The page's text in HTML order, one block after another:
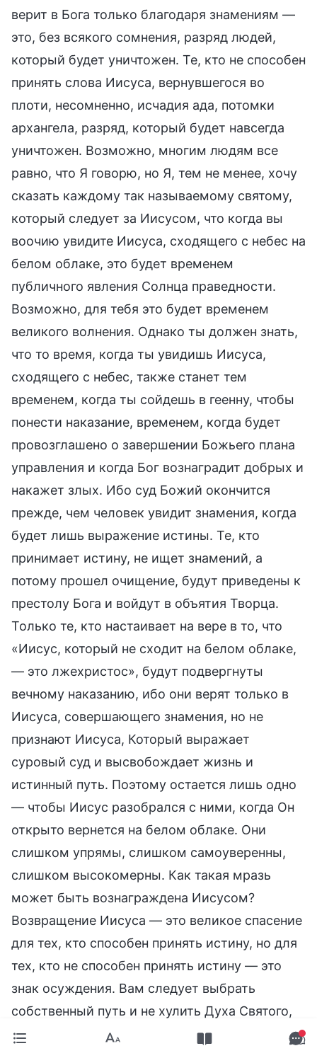
верит в Бога только благодаря знамениям —
это, без всякого сомнения, разряд людей,
который будет уничтожен. Те, кто не способен
принять слова Иисуса, вернувшегося во
плоти, несомненно, исчадия ада, потомки
архангела, разряд, который будет навсегда
уничтожен. Возможно, многим людям все
равно, что Я говорю, но Я, тем не менее, хочу
сказать каждому так называемому святому,
который следует за Иисусом, что когда вы
воочию увидите Иисуса, сходящего с небес на
белом облаке, это будет временем
публичного явления Солнца праведности.
Возможно, для тебя это будет временем
великого волнения. Однако ты должен знать,
что то время, когда ты увидишь Иисуса,
сходящего с небес, также станет тем
временем, когда ты сойдешь в геенну, чтобы
понести наказание, временем, когда будет
провозглашено о завершении Божьего плана
управления и когда Бог вознаградит добрых и
накажет злых. Ибо суд Божий окончится
прежде, чем человек увидит знамения, когда
будет лишь выражение истины. Те, кто
принимает истину, не ищет знамений, а
потому прошел очищение, будут приведены к
престолу Бога и войдут в объятия Творца.
Только те, кто настаивает на вере в то, что
«Иисус, который не сходит на белом облаке,
— это лжехристос», будут подвергнуты
вечному наказанию, ибо они верят только в
Иисуса, совершающего знамения, но не
признают Иисуса, Который выражает
суровый суд и высвобождает жизнь и
истинный путь. Поэтому остается лишь одно
— чтобы Иисус разобрался с ними, когда Он
открыто вернется на белом облаке. Они
слишком упрямы, слишком самоуверенны,
слишком высокомерны. Как такая мразь
может быть вознаграждена Иисусом?
Возвращение Иисуса — это великое спасение
для тех, кто способен принять истину, но для
тех, кто не способен принять истину — это
знак осуждения. Вам следует выбрать
собственный путь и не хулить Духа Святого,
не отвергать истину. Вам не следует быть